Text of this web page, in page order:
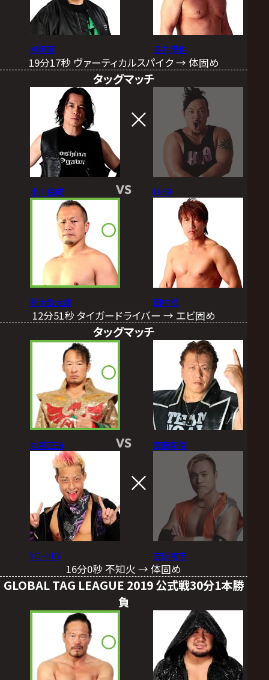
潮崎豪 長井満也
19分17秒 ヴァーティカルスパイク → 体固め
タッグマッチ
小川良成
鈴木鼓太郎
VS Hi69
田中稔
12分51秒 タイガードライバー → エビ固め
タッグマッチ
丸藤正道
YO-HEY
VS 齋藤彰俊
吉田考志
16分0秒 不知火 → 体固め
GLOBAL TAG LEAGUE 2019 公式戦30分1本勝
負